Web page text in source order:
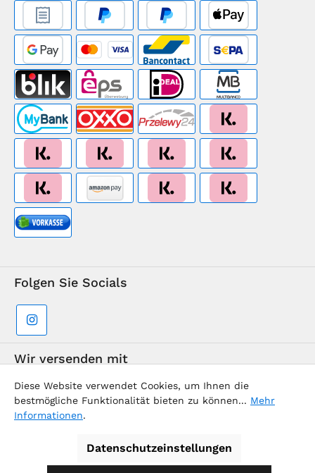
Folgen Sie Socials
Wir versenden mit
Diese Website verwendet Cookies, um Ihnen die
bestmögliche Funktionalität bieten zu können... Mehr
Informationen.
Datenschutzeinstellungen